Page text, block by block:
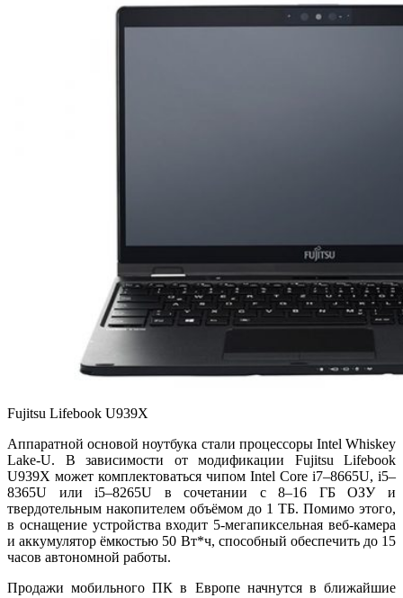
Fujitsu Lifebook U939X
Аппаратной основой ноутбука стали процессоры Intel Whiskey
Lake-U. В зависимости от модификации Fujitsu Lifebook
U939X может комплектоваться чипом Intel Core i7–8665U, i5–
8365U или i5–8265U в сочетании с 8–16 ГБ ОЗУ и
твердотельным накопителем объёмом до 1 ТБ. Помимо этого,
в оснащение устройства входит 5-мегапиксельная веб-камера
и аккумулятор ёмкостью 50 Вт*ч, способный обеспечить до 15
часов автономной работы.
Продажи мобильного ПК в Европе начнутся в ближайшие